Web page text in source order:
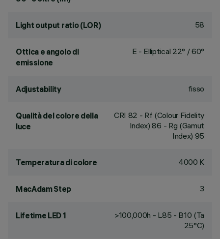
Light output ratio (LOR) 58
Ottica e angolo di
emissione
E - Elliptical 22° / 60°
Adjustability fisso
Qualità del colore della
luce
CRI 82 - Rf (Colour Fidelity
Index) 86 - Rg (Gamut
Index) 95
Temperatura di colore 4000 K
MacAdam Step 3
Lifetime LED 1
>100,000h - L85 - B10 (Ta
25°C)